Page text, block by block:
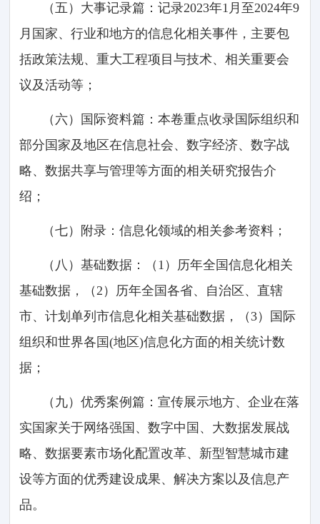
（五）大事记录篇：记录2023年1月至2024年9
月国家、行业和地方的信息化相关事件，主要包
括政策法规、重大工程项目与技术、相关重要会
议及活动等；
（六）国际资料篇：本卷重点收录国际组织和
部分国家及地区在信息社会、数字经济、数字战
略、数据共享与管理等方面的相关研究报告介
绍；
（七）附录：信息化领域的相关参考资料；
（八）基础数据：（1）历年全国信息化相关
基础数据，（2）历年全国各省、自治区、直辖
市、计划单列市信息化相关基础数据，（3）国际
组织和世界各国(地区)信息化方面的相关统计数
据；
（九）优秀案例篇：宣传展示地方、企业在落
实国家关于网络强国、数字中国、大数据发展战
略、数据要素市场化配置改革、新型智慧城市建
设等方面的优秀建设成果、解决方案以及信息产
品。